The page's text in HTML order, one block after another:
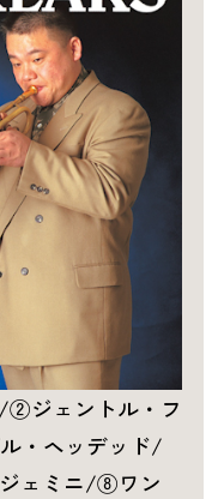
ジェントル・フ
・ヘッデッド/
ェミニ/⑧ワン